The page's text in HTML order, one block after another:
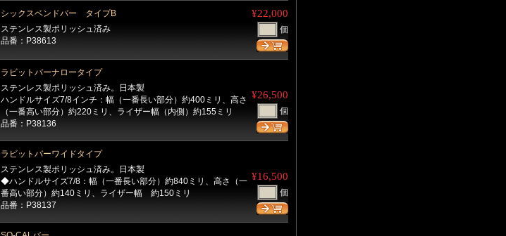
シックスベンドバー タイプB
ステンレス製ポリッシュ済み
品番：P38613
¥22,000
個
ラビットバーナロータイプ
ステンレス製ポリッシュ済み。日本製
ハンドルサイズ7/8インチ：幅（一番長い部分）約400ミリ、高さ
（一番高い部分）約220ミリ、ライザー幅（内側）約155ミリ
品番：P38136
¥26,500
個
ラビットバーワイドタイプ
ステンレス製ポリッシュ済み。日本製
◆ハンドルサイズ7/8：幅（一番長い部分）約840ミリ、高さ（一
番高い部分）約140ミリ、ライザー幅 約150ミリ
品番：P38137
¥16,500
個